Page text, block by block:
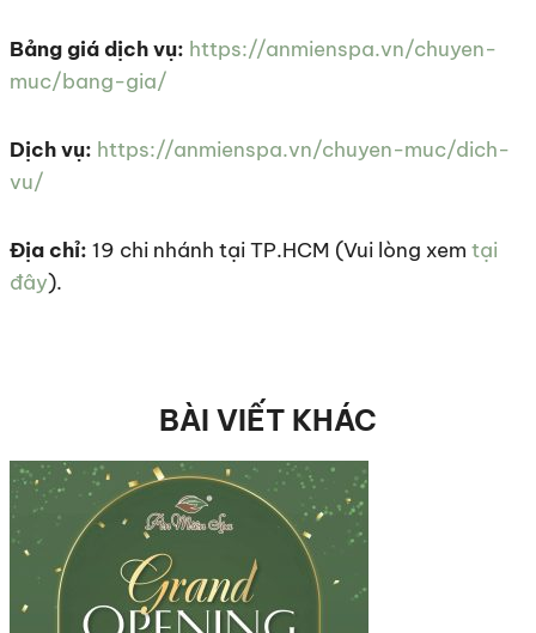
Bảng giá dịch vụ: https://anmienspa.vn/chuyen-
muc/bang-gia/
Dịch vụ: https://anmienspa.vn/chuyen-muc/dich-
vu/
Địa chỉ: 19 chi nhánh tại TP.HCM (Vui lòng xem tại
đây).
BÀI VIẾT KHÁC